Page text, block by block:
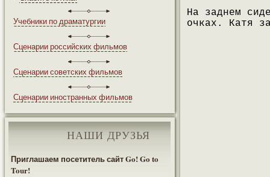
Учебники по драматургии
Сценарии российских фильмов
Сценарии советских фильмов
Сценарии иностранных фильмов
НАШИ ДРУЗЬЯ
Приглашаем посетитель сайт Go! Go to
Tour!
На заднем
очках. Катя